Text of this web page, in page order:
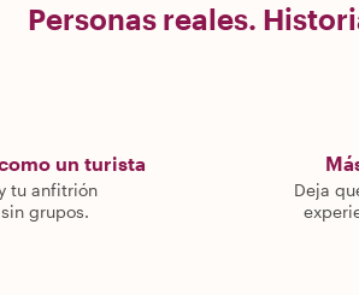
Personas reales.
un turista
tu anfitrión
grupos.
Deja